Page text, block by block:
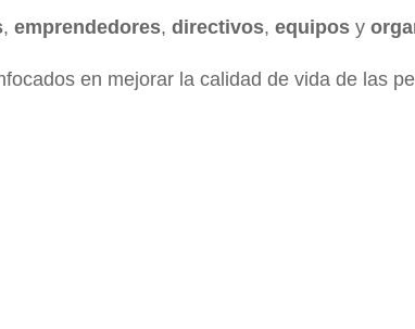
, emprendedores, directivos, equipos y
en mejorar la calidad de vida de las